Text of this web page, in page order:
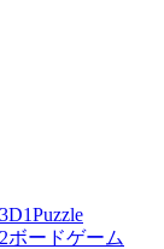
3D1Puzzle
2ボードゲーム